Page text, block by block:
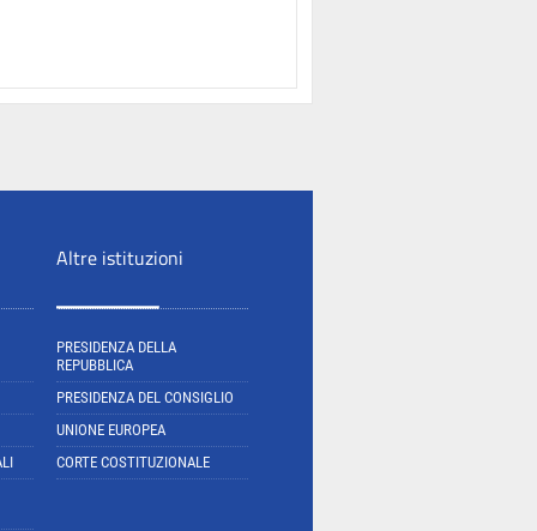
Altre istituzioni
PRESIDENZA DELLA
REPUBBLICA
PRESIDENZA DEL CONSIGLIO
UNIONE EUROPEA
CORTE COSTITUZIONALE